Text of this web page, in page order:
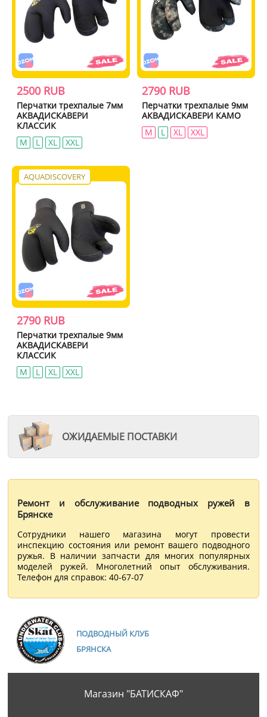
2500 RUB
Перчатки трехпалые 7мм
АКВАДИСКАВЕРИ
КЛАССИК
M
L XL XXL
2790 RUB
Перчатки трехпалые 9мм
АКВАДИСКАВЕРИ КАМО
M
L XL XXL
AQUADISCOVERY
2790 RUB
Перчатки трехпалые 9мм
АКВАДИСКАВЕРИ
КЛАССИК
M
L ХL ХХL
ОЖИДАЕМЫЕ ПОСТАВКИ
Ремонт и обслуживание подводных ружей в
Брянске
Сотрудники нашего магазина могут провести
инспекцию состояния или ремонт вашего подводного
ружья. В наличии запчасти для многих популярных
моделей ружей. Многолетний опыт обслуживания.
Телефон для справок: 40-67-07
ПОДВОДНЫЙ КЛУБ
БРЯНСКА
Магазин "БАТИСКАФ"